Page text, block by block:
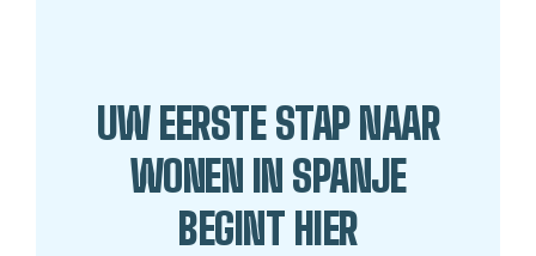
UW EERSTE STAP NAAR
WONEN IN SPANJE
BEGINT HIER